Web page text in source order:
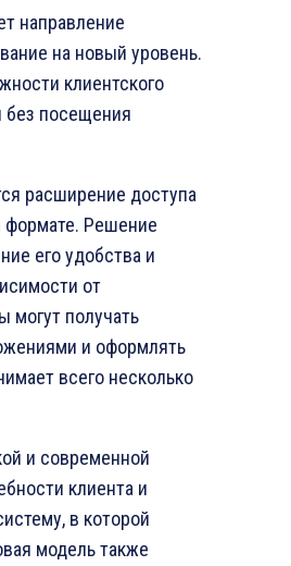
направление
на новый уровень.
клиентского
без посещения
расширение доступа
формате. Решение
его удобства и
от
могут получать
и оформлять
всего несколько
и современной
клиента и
в которой
модель также